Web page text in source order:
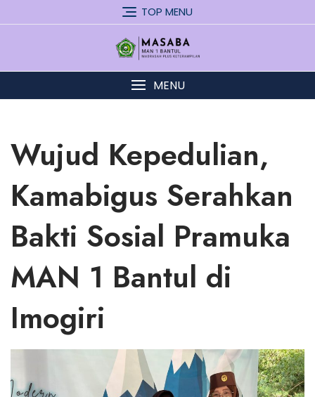
to
TOP MENU
MENU
Wujud Kepedulian,
Kamabigus Serahkan
Bakti Sosial Pramuka
MAN 1 Bantul di
Imogiri